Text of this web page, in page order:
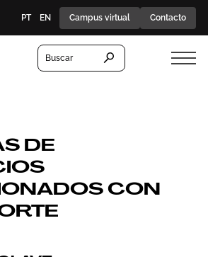
PT EN Campus virtual Contacto
Buscar
DE
CON